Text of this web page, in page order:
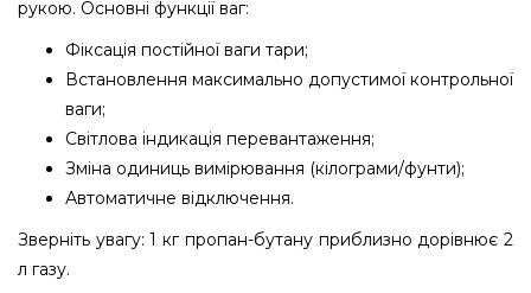
рукою. Основні функції ваг:
Фіксація постійної ваги тари;
Встановлення максимально допустимої контрольної
ваги;
Світлова індикація перевантаження;
Зміна одиниць вимірювання (кілограми/фунти);
Автоматичне відключення.
Зверніть увагу: 1 кг пропан-бутану приблизно дорівнює 2
л газу.